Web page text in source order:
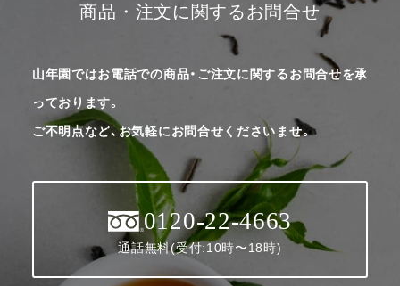
商品・注文に関するお問合せ
山年園ではお電話での商品・ご注文に関するお問合せを承
っております。
ご不明点など、お気軽にお問合せくださいませ。
0120-22-4663
通話無料(受付:10時〜18時)